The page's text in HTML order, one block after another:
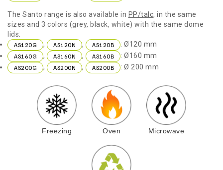
The Santo range is also available in PP/talc, in the same
sizes and 3 colors (grey, black, white) with the same dome
lids:
AS120G , AS120N , AS120B : Ø120 mm
AS160G , AS160N , AS160B : Ø160 mm
AS200G , AS200N , AS200B : Ø 200 mm
Freezing Oven Microwave